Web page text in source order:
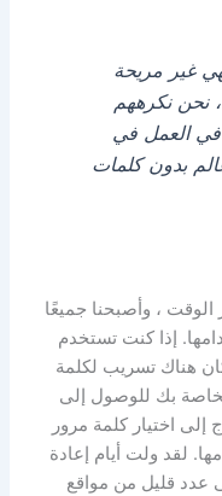
غير مريحة
نحن نكرههم
في العمل في
بدون كلمات
، وأصبحنا جميعًا
إذا كنت تستخدم
هناك تسريب لكلمة
بك للوصول إلى
اختيار كلمة مرور
لقد ولت أيام إعادة
عدد قليل من مواقع